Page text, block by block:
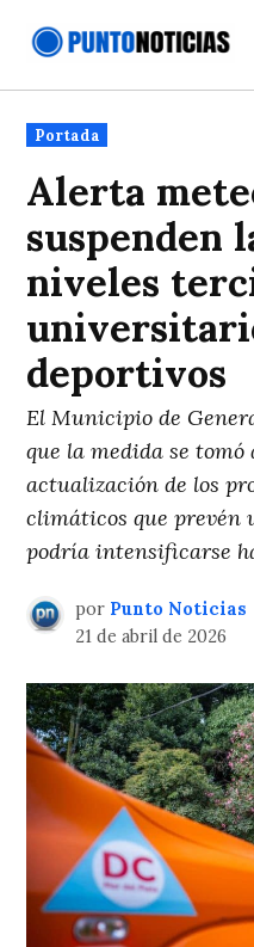
Publicado
en
Portada
Alerta
suspenden
niveles
deportivos
El Municipio de
que la medida se
actualización de los
climáticos que prevén
podría intensificarse
por Punto Noticias
21 de abril de 2026